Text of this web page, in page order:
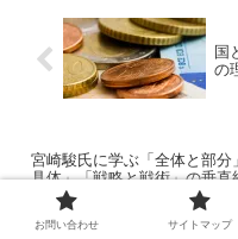
国
の
宮崎駿氏に学ぶ「全体と部分
具体」「戦略と戦術」の垂直
お問い合わせ サイトマップ